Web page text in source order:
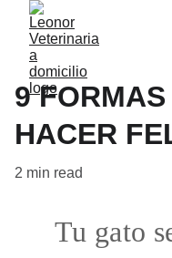
9
HACER
2 min read
Tu gato